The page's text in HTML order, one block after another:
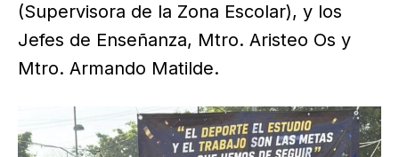
(Supervisora de la Zona Escolar), y los
Jefes de Enseñanza, Mtro. Aristeo Os y
Mtro. Armando Matilde.